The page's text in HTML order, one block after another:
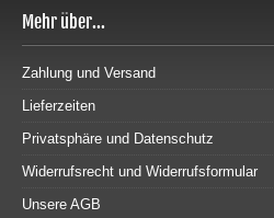
Mehr über...
Zahlung und Versand
Lieferzeiten
Privatsphäre und Datenschutz
Widerrufsrecht und Widerrufsformular
Unsere AGB